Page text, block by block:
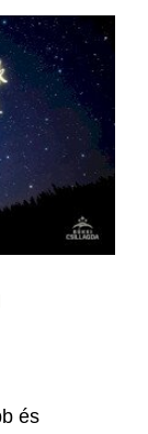
és